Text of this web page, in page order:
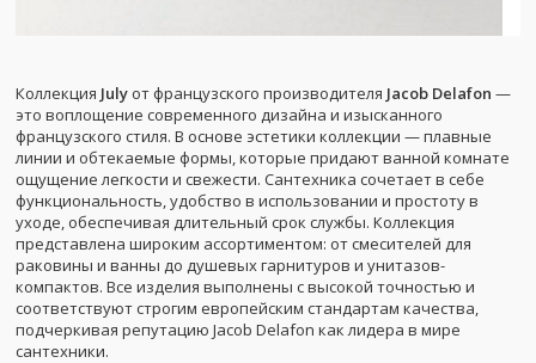
Коллекция July от французского производителя Jacob Delafon —
это воплощение современного дизайна и изысканного
французского стиля. В основе эстетики коллекции — плавные
линии и обтекаемые формы, которые придают ванной комнате
ощущение легкости и свежести. Сантехника сочетает в себе
функциональность, удобство в использовании и простоту в
уходе, обеспечивая длительный срок службы. Коллекция
представлена широким ассортиментом: от смесителей для
раковины и ванны до душевых гарнитуров и унитазов-
компактов. Все изделия выполнены с высокой точностью и
соответствуют строгим европейским стандартам качества,
подчеркивая репутацию Jacob Delafon как лидера в мире
сантехники.